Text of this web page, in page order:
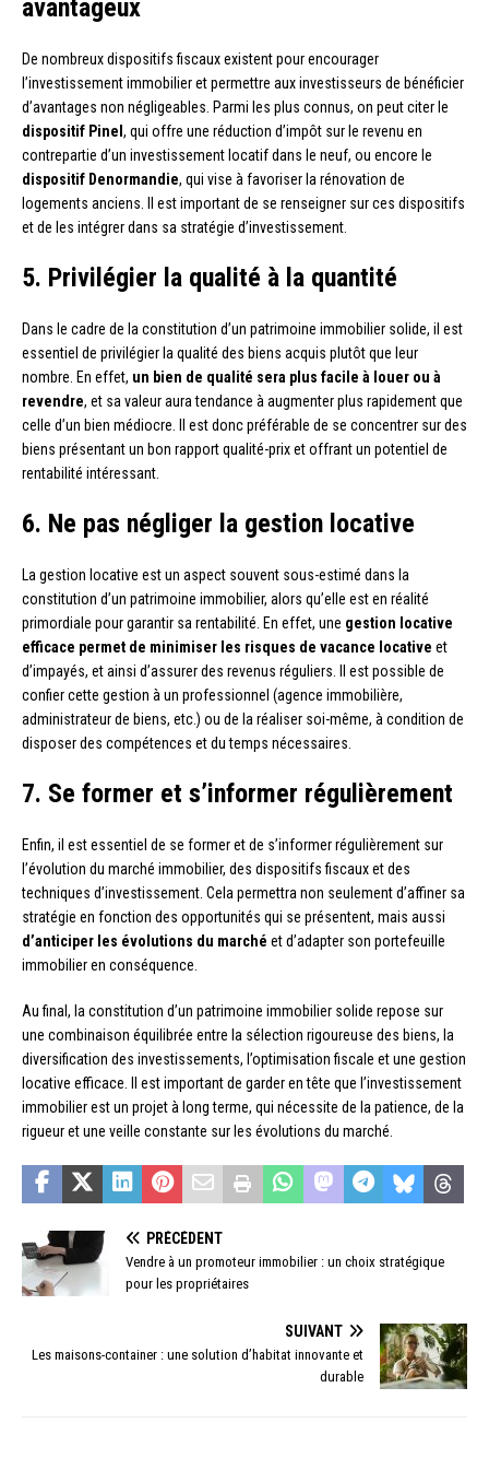
avantageux
De nombreux dispositifs fiscaux existent pour encourager
l’investissement immobilier et permettre aux investisseurs de bénéficier
d’avantages non négligeables. Parmi les plus connus, on peut citer le
dispositif Pinel , qui offre une réduction d’impôt sur le revenu en
contrepartie d’un investissement locatif dans le neuf, ou encore le
dispositif Denormandie, qui vise à favoriser la rénovation de
logements anciens. Il est important de se renseigner sur ces dispositifs
et de les intégrer dans sa stratégie d’investissement.
5. Privilégier la qualité à la quantité
Dans le cadre de la constitution d’un patrimoine immobilier solide, il est
essentiel de privilégier la qualité des biens acquis plutôt que leur
nombre. En effet, un bien de qualité sera plus facile à louer ou à
revendre, et sa valeur aura tendance à augmenter plus rapidement que
celle d’un bien médiocre. Il est donc préférable de se concentrer sur des
biens présentant un bon rapport qualité-prix et offrant un potentiel de
rentabilité intéressant.
6. Ne pas négliger la gestion locative
La gestion locative est un aspect souvent sous-estimé dans la
constitution d’un patrimoine immobilier, alors qu’elle est en réalité
primordiale pour garantir sa rentabilité. En effet, une gestion locative
efficace permet de minimiser les risques de vacance locative et
d’impayés, et ainsi d’assurer des revenus réguliers. Il est possible de
confier cette gestion à un professionnel (agence immobilière,
administrateur de biens, etc.) ou de la réaliser soi-même, à condition de
disposer des compétences et du temps nécessaires.
7. Se former et s’informer régulièrement
Enfin, il est essentiel de se former et de s’informer régulièrement sur
l’évolution du marché immobilier, des dispositifs fiscaux et des
techniques d’investissement. Cela permettra non seulement d’affiner sa
stratégie en fonction des opportunités qui se présentent, mais aussi
d’anticiper les évolutions du marché et d’adapter son portefeuille
immobilier en conséquence.
Au final, la constitution d’un patrimoine immobilier solide repose sur
une combinaison équilibrée entre la sélection rigoureuse des biens, la
diversification des investissements, l’optimisation fiscale et une gestion
locative efficace. Il est important de garder en tête que l’investissement
immobilier est un projet à long terme, qui nécessite de la patience, de la
rigueur et une veille constante sur les évolutions du marché.
PRÉCÉDENT
Vendre à un promoteur immobilier : un choix stratégique
pour les propriétaires
SUIVANT
Les maisons-container : une solution d’habitat innovante et
durable